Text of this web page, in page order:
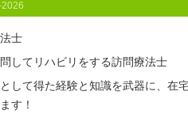
士
してリハビリをする訪問療法士
して得た経験と知識を武器に、在
す！